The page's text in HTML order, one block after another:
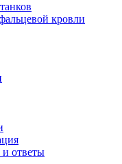
кровли
ответы